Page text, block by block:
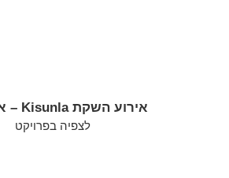
אירוע השקת Kisunla – אלי לילי
לצפיה בפרויקט